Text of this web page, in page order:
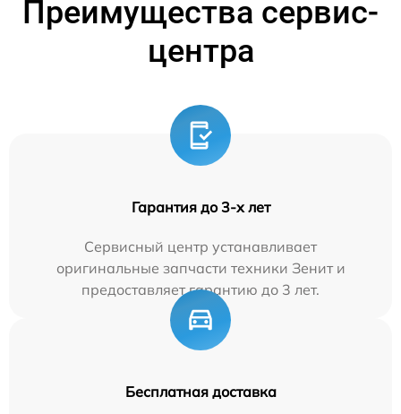
Преимущества сервис-
центра
Гарантия до 3-х лет
Сервисный центр устанавливает
оригинальные запчасти техники Зенит и
предоставляет гарантию до 3 лет.
Бесплатная доставка